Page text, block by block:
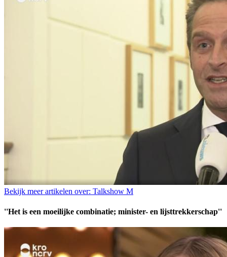
Bekijk meer artikelen over: Talkshow M
''Het is een moeilijke combinatie; minister- en lijsttrekkerschap''